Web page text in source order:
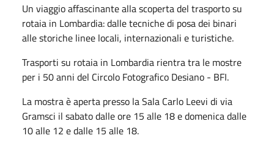
Un viaggio affascinante alla scoperta del trasporto su
rotaia in Lombardia: dalle tecniche di posa dei binari
alle storiche linee locali, internazionali e turistiche.
Trasporti su rotaia in Lombardia rientra tra le mostre
per i 50 anni del Circolo Fotografico Desiano - BFI.
La mostra è aperta presso la Sala Carlo Leevi di via
Gramsci il sabato dalle ore 15 alle 18 e domenica dalle
10 alle 12 e dalle 15 alle 18.